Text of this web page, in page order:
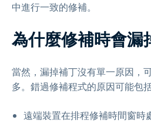
中進行一致的修補。
為什麼修補時會漏
當然，漏掉補丁沒有單一原因，
多。錯過修補程式的原因可能包
遠端裝置在排程修補時間窗時